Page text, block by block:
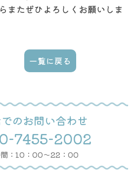
またぜひよろしくお願いしま
一覧に戻る
のお問い合わせ
7455-2002
間：10：00〜22：00